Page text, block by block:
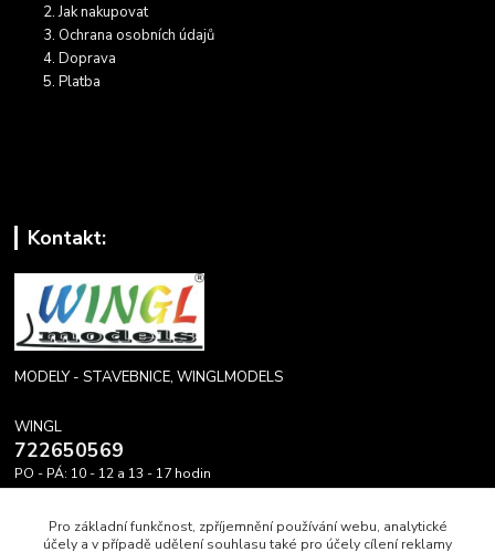
Jak nakupovat
Ochrana osobních údajů
Doprava
Platba
Kontakt:
MODELY - STAVEBNICE, WINGLMODELS
WINGL
722650569
PO - PÁ: 10 - 12 a 13 - 17 hodin
Pro základní funkčnost, zpříjemnění používání webu, analytické
účely a v případě udělení souhlasu také pro účely cílení reklamy